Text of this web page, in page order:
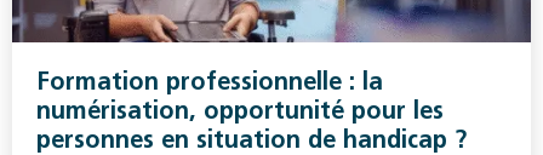
Formation professionnelle : la
numérisation, opportunité pour les
personnes en situation de handicap ?